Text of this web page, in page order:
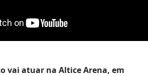
vai atuar na Altice Arena, em